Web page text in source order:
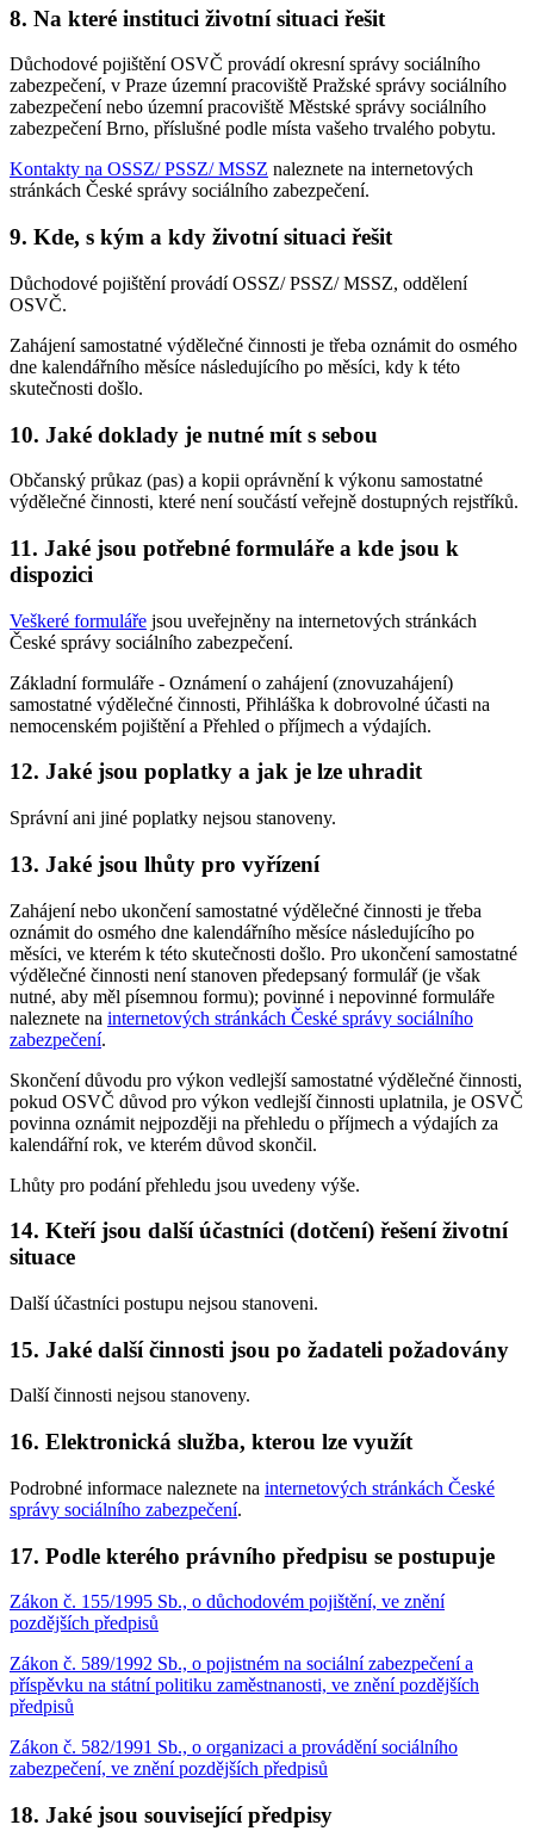
8. Na které instituci životní situaci řešit
Důchodové pojištění OSVČ provádí okresní správy sociálního
zabezpečení, v Praze územní pracoviště Pražské správy sociálního
zabezpečení nebo územní pracoviště Městské správy sociálního
zabezpečení Brno, příslušné podle místa vašeho trvalého pobytu.
Kontakty na OSSZ/ PSSZ/ MSSZ naleznete na internetových
stránkách České správy sociálního zabezpečení.
9. Kde, s kým a kdy životní situaci řešit
Důchodové pojištění provádí OSSZ/ PSSZ/ MSSZ, oddělení
OSVČ.
Zahájení samostatné výdělečné činnosti je třeba oznámit do osmého
dne kalendářního měsíce následujícího po měsíci, kdy k této
skutečnosti došlo.
10. Jaké doklady je nutné mít s sebou
Občanský průkaz (pas) a kopii oprávnění k výkonu samostatné
výdělečné činnosti, které není součástí veřejně dostupných rejstříků.
11. Jaké jsou potřebné formuláře a kde jsou k
dispozici
Veškeré formuláře jsou uveřejněny na internetových stránkách
České správy sociálního zabezpečení.
Základní formuláře - Oznámení o zahájení (znovuzahájení)
samostatné výdělečné činnosti, Přihláška k dobrovolné účasti na
nemocenském pojištění a Přehled o příjmech a výdajích.
12. Jaké jsou poplatky a jak je lze uhradit
Správní ani jiné poplatky nejsou stanoveny.
13. Jaké jsou lhůty pro vyřízení
Zahájení nebo ukončení samostatné výdělečné činnosti je třeba
oznámit do osmého dne kalendářního měsíce následujícího po
měsíci, ve kterém k této skutečnosti došlo. Pro ukončení samostatné
výdělečné činnosti není stanoven předepsaný formulář (je však
nutné, aby měl písemnou formu); povinné i nepovinné formuláře
naleznete na internetových stránkách České správy sociálního
zabezpečení.
Skončení důvodu pro výkon vedlejší samostatné výdělečné činnosti,
pokud OSVČ důvod pro výkon vedlejší činnosti uplatnila, je OSVČ
povinna oznámit nejpozději na přehledu o příjmech a výdajích za
kalendářní rok, ve kterém důvod skončil.
Lhůty pro podání přehledu jsou uvedeny výše.
14. Kteří jsou další účastníci (dotčení) řešení životní
situace
Další účastníci postupu nejsou stanoveni.
15. Jaké další činnosti jsou po žadateli požadovány
Další činnosti nejsou stanoveny.
16. Elektronická služba, kterou lze využít
Podrobné informace naleznete na internetových stránkách České
správy sociálního zabezpečení.
17. Podle kterého právního předpisu se postupuje
Zákon č. 155/1995 Sb., o důchodovém pojištění, ve znění
pozdějších předpisů
Zákon č. 589/1992 Sb., o pojistném na sociální zabezpečení a
příspěvku na státní politiku zaměstnanosti, ve znění pozdějších
předpisů
Zákon č. 582/1991 Sb., o organizaci a provádění sociálního
zabezpečení, ve znění pozdějších předpisů
18. Jaké jsou související předpisy